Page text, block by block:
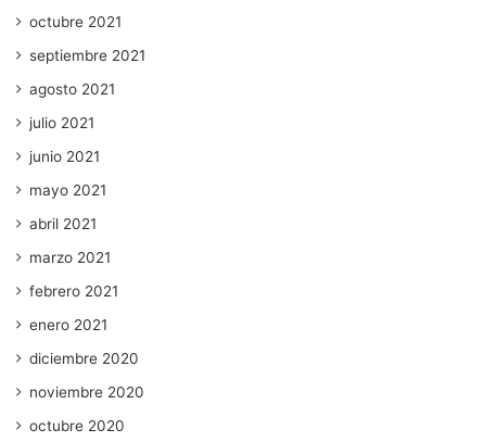
octubre 2021
septiembre 2021
agosto 2021
julio 2021
junio 2021
mayo 2021
abril 2021
marzo 2021
febrero 2021
enero 2021
diciembre 2020
noviembre 2020
octubre 2020